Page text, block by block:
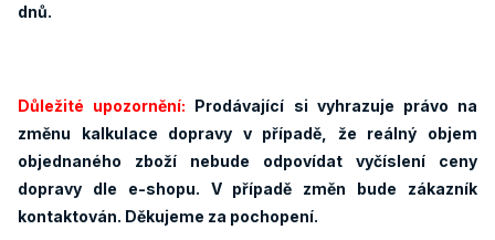
dnů.
Důležité upozornění: Prodávající si vyhrazuje právo na
změnu kalkulace dopravy v případě, že reálný objem
objednaného zboží nebude odpovídat vyčíslení ceny
dopravy dle e-shopu. V případě změn bude zákazník
kontaktován. Děkujeme za pochopení.